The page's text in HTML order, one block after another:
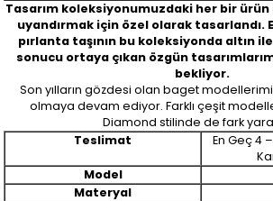
Tasarım koleksiyonumuzdaki her bir
uyandırmak için özel olarak tasarlandı.
pırlanta taşının bu koleksiyonda altın
sonucu ortaya çıkan özgün
bekliyor.
Son yılların gözdesi olan baget
olmaya devam ediyor. Farklı çeşit
Diamond stilinde de fark
Teslimat
En Geç 4
Model
Materyal